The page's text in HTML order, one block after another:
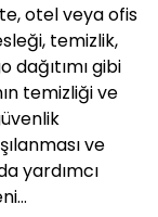
otel veya ofis
temizlik,
dağıtımı gibi
temizliği ve
ve
yardımcı